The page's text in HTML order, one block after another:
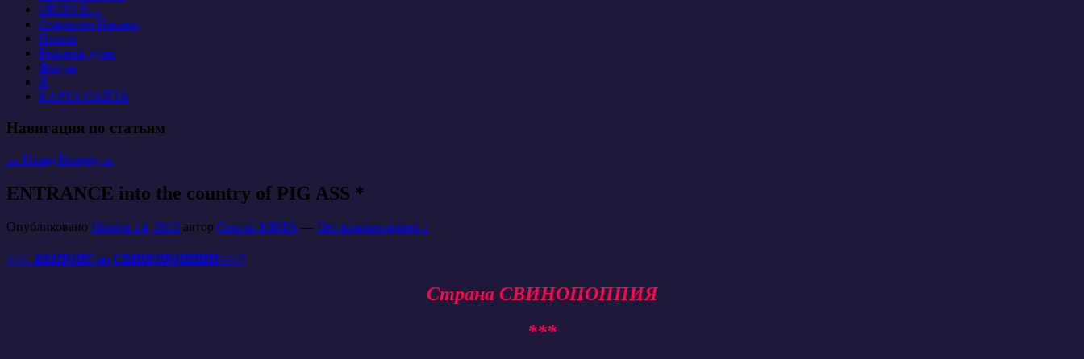
ОКНО В…
Открытое Письмо
Планы
Рекомен-дуем
Форум
Я
КАРТА САЙТА
Навигация по статьям
← Назад Вперед →
ENTRANCE into the country of PIG ASS *
Опубликовано Ноябрь 14, 2012 автор Сергей ЮНГА — Нет комментариев ↓
<<< ВЫПОПС из СВИНОПОППИИ<<<*
Страна СВИНОПОППИЯ
***